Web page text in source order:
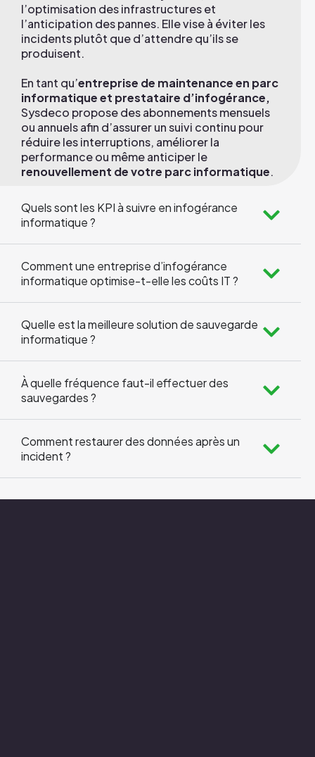
l’optimisation des infrastructures et
l’anticipation des pannes. Elle vise à éviter les
incidents plutôt que d’attendre qu’ils se
produisent.
En tant qu’entreprise de maintenance en parc
informatique et prestataire d’infogérance,
Sysdeco propose des abonnements mensuels
ou annuels afin d’assurer un suivi continu pour
réduire les interruptions, améliorer la
performance ou même anticiper le
renouvellement de votre parc informatique.
Quels sont les KPI à suivre en infogérance
informatique ?
Comment une entreprise d’infogérance
informatique optimise-t-elle les coûts IT ?
Quelle est la meilleure solution de sauvegarde
informatique ?
À quelle fréquence faut-il effectuer des
sauvegardes ?
Comment restaurer des données après un
incident ?